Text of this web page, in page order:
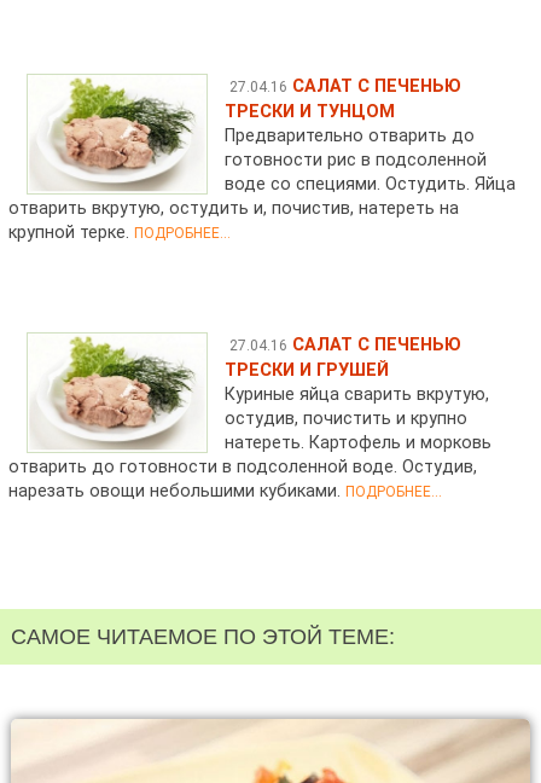
27.04.16 САЛАТ С ПЕЧЕНЬЮ
ТРЕСКИ И ТУНЦОМ
Предварительно отварить до
готовности рис в подсоленной
воде со специями. Остудить. Яйца
отварить вкрутую, остудить и, почистив, натереть на
крупной терке.ПОДРОБНЕЕ...
27.04.16 САЛАТ С ПЕЧЕНЬЮ
ТРЕСКИ И ГРУШЕЙ
Куриные яйца сварить вкрутую,
остудив, почистить и крупно
натереть. Картофель и морковь
отварить до готовности в подсоленной воде. Остудив,
нарезать овощи небольшими кубиками.ПОДРОБНЕЕ...
САМОЕ ЧИТАЕМОЕ ПО ЭТОЙ ТЕМЕ: